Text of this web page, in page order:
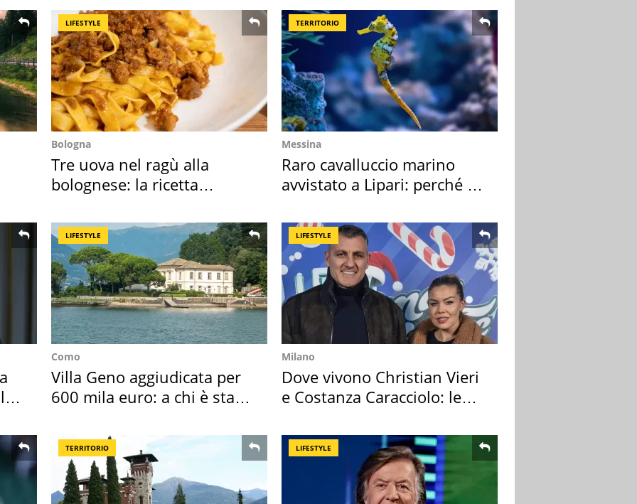
LIFESTYLE
Bologna
Tre uova nel ragù alla
bolognese: la ricetta
TERRITORIO
Messina
Raro cavalluccio marino
avvistato a Lipari: perché è
LIFESTYLE
Como
Villa Geno aggiudicata per
600 mila euro: a chi è stata
LIFESTYLE
Milano
Dove vivono Christian Vieri
e Costanza Caracciolo: le
TERRITORIO LIFESTYLE